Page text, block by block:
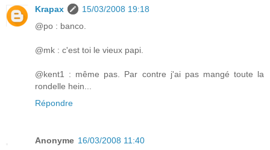
Krapax
15/03/2008 19:18
@po : banco.
@mk : c'est toi le vieux papi.
@kent1 : même pas. Par contre j'ai pas mangé toute la
rondelle hein...
Répondre
Anonyme 16/03/2008 11:40